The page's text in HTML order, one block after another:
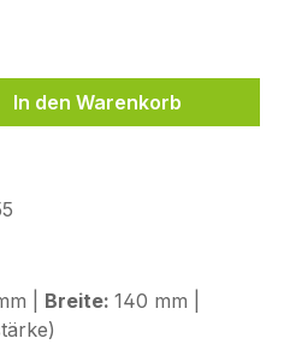
den
In den Warenkorb
| Breite: 140 mm |